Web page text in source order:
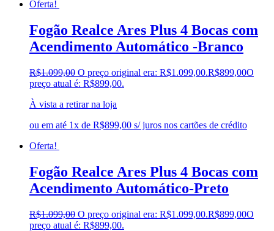
Oferta!
Fogão Realce Ares Plus 4 Bocas com
Acendimento Automático -Branco
R$1.099,00 O preço original era: R$1.099,00.R$899,00O
preço atual é: R$899,00.
À vista a retirar na loja
ou em até 1x de R$899,00 s/ juros nos cartões de crédito
Oferta!
Fogão Realce Ares Plus 4 Bocas com
Acendimento Automático-Preto
R$1.099,00 O preço original era: R$1.099,00.R$899,00O
preço atual é: R$899,00.